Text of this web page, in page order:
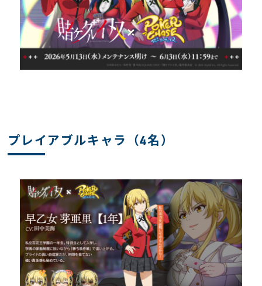
プレイアブルキャラ（4名）